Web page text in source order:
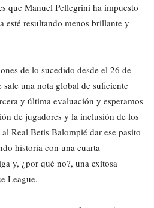
que Manuel Pellegrini ha impuesto
esté resultando menos brillante y
de lo sucedido desde el 26 de
sale una nota global de suficiente
y última evaluación y esperamos
de jugadores y la inclusión de los
Real Betis Balompié dar ese pasito
historia con una cuarta
y, ¿por qué no?, una exitosa
League.